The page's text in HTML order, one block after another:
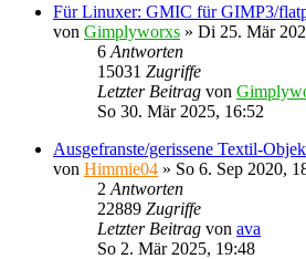
Für Linuxer: GMIC für GIMP3/
von Gimplyworxs » Di 25. Mär
6 Antworten
15031 Zugriffe
Letzter Beitrag von
So 30. Mär 2025, 16:52
Ausgefranste/gerissene Textil-
von Himmie04 » So 6. Sep 2020,
2 Antworten
22889 Zugriffe
Letzter Beitrag von ava
So 2. Mär 2025, 19:48